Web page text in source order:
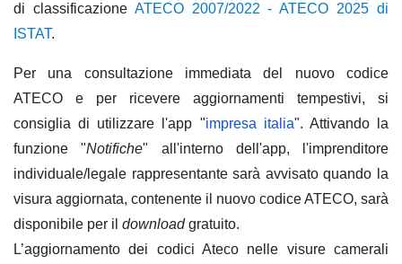
di classificazione ATECO 2007/2022 - ATECO 2025 di
ISTAT.
Per una consultazione immediata del nuovo codice
ATECO e per ricevere aggiornamenti tempestivi, si
consiglia di utilizzare l'app "impresa italia". Attivando la
funzione "Notifiche" all'interno dell'app, l'imprenditore
individuale/legale rappresentante sarà avvisato quando la
visura aggiornata, contenente il nuovo codice ATECO, sarà
disponibile per il downloadgratuito.
L’aggiornamento dei codici Ateco nelle visure camerali